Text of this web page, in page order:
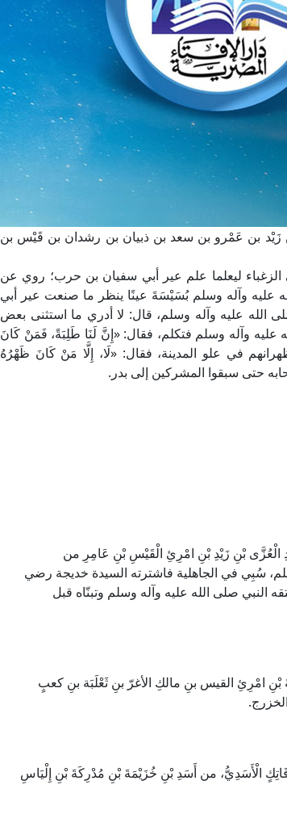
بن عَمْرو بن سعد بن ذبيان بن رشدان بن قَيْس بن
ليعلما علم عير أبي سفيان بن حرب؛ روي عن
وآله وسلم بُسَيْسَةَ عينًا ينظر ما صنعت عير أبي
الله عليه وآله وسلم، قال: لا أدري ما استثنى بعض
وآله وسلم فتكلم، فقال: «إِنَّ لَنَا طَلِبَةً، فَمَنْ كَانَ
في علو المدينة، فقال: «لَا، إِلَّا مَنْ كَانَ ظَهْرُهُ
حتى سبقوا المشركين إلى بدر.
الْعُزَّى بْنِ زَيْدِ بْنِ امْرِئِ الْقَيْسِ بْنِ عَامِرِ من
سُبِي في الجاهلية فاشترته السيدة خديجة رضي
النبي صلى الله عليه وآله وسلم وتبنّاه قبل
بْنِ امْرِئِ القيس بنِ مالكِ الأغرّ بنِ ثَعْلَبَة بنِ كعبٍ
الْأَسَدِيُّ، من أَسَدِ بْنِ خُزَيْمَةَ بْنِ مُدْرِكَةَ بْنِ إِلْيَاسِ